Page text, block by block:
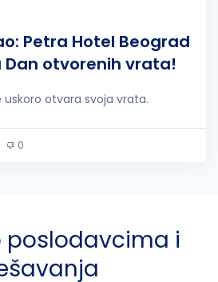
Petra Hotel Beograd
Dan otvorenih vrata!
uskoro otvara svoja vrata.
0
poslodavcima i